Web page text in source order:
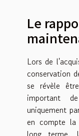
Le
Lors de
conservation
se révèle
important
uniquement
en compte